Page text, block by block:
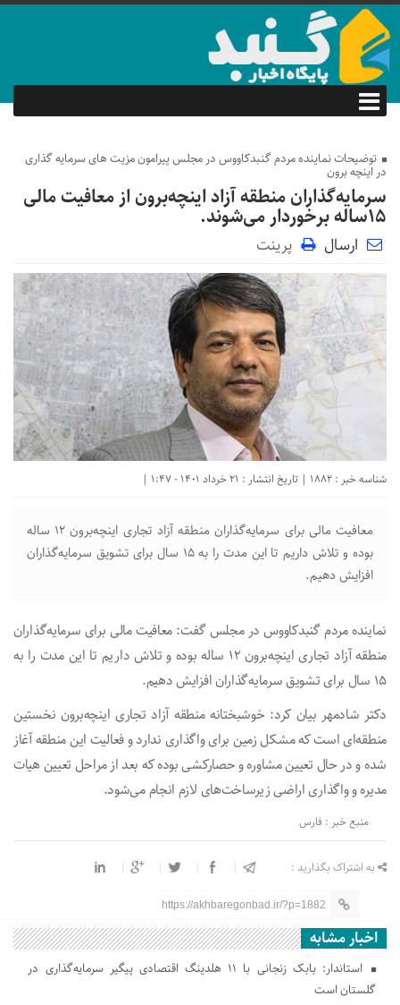
توضیحات نماینده مردم گنبدکاووس در مجلس پیرامون مزیت های سرمایه گذاری
در اینچه برون
سرمایه‌گذاران منطقه آزاد اینچه‌برون از معافیت مالی
15ساله برخوردار می‌شوند.
ارسال پرینت
شناسه خبر : 1882 | تاریخ انتشار : 21 خرداد 1401 - 1:47 |
معافیت مالی برای سرمایه‌گذاران منطقه آزاد تجاری اینچه‌برون ۱۲ ساله
بوده و تلاش داریم تا این مدت را به ۱۵ سال برای تشویق سرمایه‌گذاران
افزایش دهیم.
نماینده مردم گنبدکاووس در مجلس گفت: معافیت مالی برای سرمایه‌گذاران
منطقه آزاد تجاری اینچه‌برون ۱۲ ساله بوده و تلاش داریم تا این مدت را به
۱۵ سال برای تشویق سرمایه‌گذاران افزایش دهیم.
دکتر شادمهر بیان کرد: خوشبختانه منطقه آزاد تجاری اینچه‌برون نخستین
منطقه‌ای است که مشکل زمین برای واگذاری ندارد و فعالیت این منطقه آغاز
شده و در حال تعیین مشاوره و حصارکشی بوده که بعد از مراحل تعیین هیات
مدیره و واگذاری اراضی زیرساخت‌های لازم انجام می‌شود.
منبع خبر : فارس
به اشتراک بگذارید :
https://akhbaregonbad.ir/?p=1882
اخبار مشابه
استاندار: بابک زنجانی با ۱۱ هلدینگ اقتصادی پیگیر سرمایه‌گذاری در
گلستان است